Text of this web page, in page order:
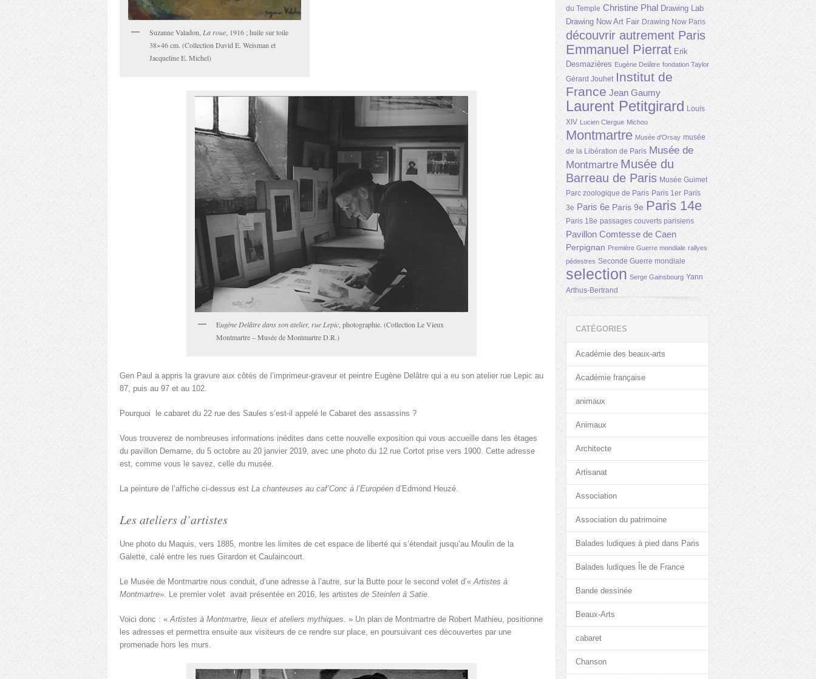
Suzanne Valadon, La roue , 1916 ; huile sur toile
38×46 cm. (Collection David E. Weisman et
Jacqueline E. Michel)
Eugène Delâtre dans son atelier, rue Lepic , photographie. (Collection Le Vieux
Montmartre – Musée de Montmartre D.R.)
Gen Paul a appris la gravure aux côtés de l’imprimeur-graveur et peintre Eugène Delâtre qui a eu son atelier rue Lepic au
87, puis au 97 et au 102.
Pourquoi le cabaret du 22 rue des Saules s’est-il appelé le Cabaret des assassins ?
Vous trouverez de nombreuses informations inédites dans cette nouvelle exposition qui vous accueille dans les étages
du pavillon Demarne, du 5 octobre au 20 janvier 2019, avec une photo du 12 rue Cortot prise vers 1900. Cette adresse
est, comme vous le savez, celle du musée.
La peinture de l’affiche ci-dessus est La chanteuses au caf’Conc à l’Européen d’Edmond Heuzé.
Les ateliers d’artistes
Une photo du Maquis, vers 1885, montre les limites de cet espace de liberté qui s’étendait jusqu’au Moulin de la
Galette, calé entre les rues Girardon et Caulaincourt.
Le Musée de Montmartre nous conduit, d’une adresse à l’autre, sur la Butte pour le second volet d’« Artistes à
Montmartre». Le premier volet avait présentée en 2016, les artistes de Steinlen à Satie
Voici donc : « Artistes à Montmartre, lieux et ateliers mythiques . » Un plan de Montmartre de Robert Mathieu, positionne
les adresses et permettra ensuite aux visiteurs de ce rendre sur place, en poursuivant ces découvertes par une
promenade hors les murs.
du Temple Christine Phal Drawing Lab
Drawing Now Art Fair Drawing Now Paris
découvrir autrement Paris
Emmanuel Pierrat Erik
Desmazières Eugène Delâtre fondation Taylor
Gérard Jouhet Institut de
France Jean Gaumy
Laurent Petitgirard Louis
XIV Lucien Clergue Michou
Montmartre Musée d'Orsay musée
de la Libération de Paris Musée de
Montmartre Musée du
Barreau de Paris Musée Guimet
Parc zoologique de Paris Paris 1er Paris
3e Paris 6e Paris 9e Paris 14e
Paris 18e passages couverts parisiens
Pavillon Comtesse de Caen
Perpignan Première Guerre mondiale rallyes
pédestres Seconde Guerre mondiale
selection Serge Gainsbourg Yann
Arthus-Bertrand
CATÉGORIES
Académie des beaux-arts
Académie française
animaux
Animaux
Architecte
Artisanat
Association
Association du patrimoine
Balades ludiques à pied dans Paris
Balades ludiques Île de France
Bande dessinée
Beaux-Arts
cabaret
Chanson